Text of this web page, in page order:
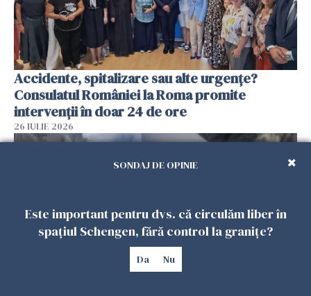
Accidente, spitalizare sau alte urgențe?
Consulatul României la Roma promite
intervenții în doar 24 de ore
26 IULIE 2026
SONDAJ DE OPINIE
Este important pentru dvs. că circulăm liber în
spațiul Schengen, fără control la granițe?
Da Nu